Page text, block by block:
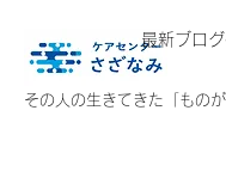
その人の生きてきた「もの
最新ブロ